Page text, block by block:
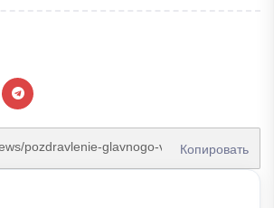
Копировать